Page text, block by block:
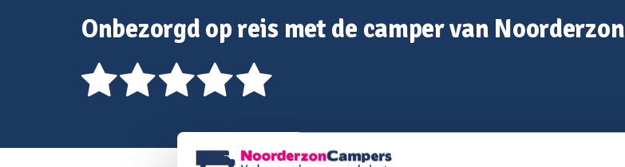
Onbezorgd op reis met de camper van Noorderzon